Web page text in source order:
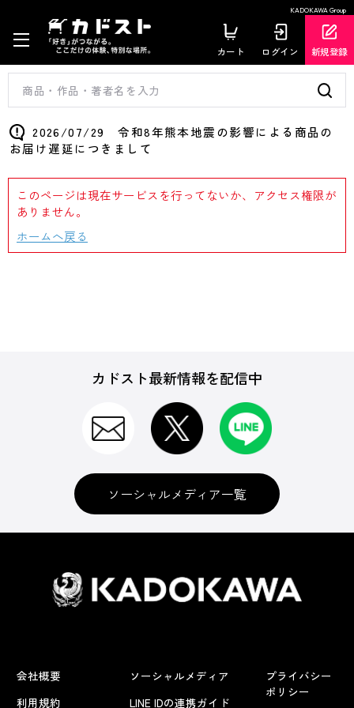
KADOKAWA Group
カート ログイン 新規登録
2026/07/29 令和8年熊本地震の影響による商品の
お届け遅延につきまして
このページは現在サービスを行ってないか、アクセス権限が
ありません。
ホームへ戻る
カドスト最新情報を配信中
ソーシャルメディア一覧
会社概要
利用規約
ソーシャルメディア
LINE IDの連携ガイド
プライバシー
ポリシー